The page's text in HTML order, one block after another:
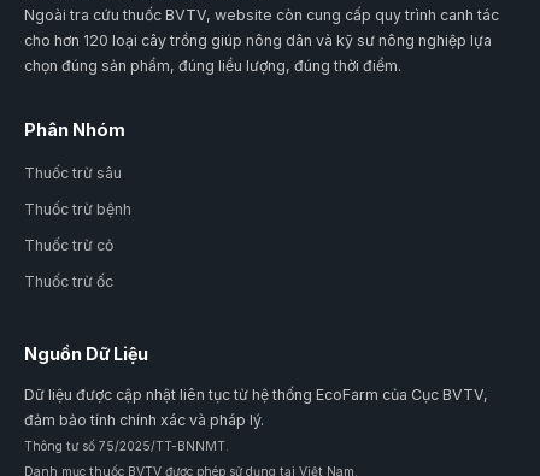
Ngoài tra cứu thuốc BVTV, website còn cung cấp quy trình canh tác
cho hơn 120 loại cây trồng giúp nông dân và kỹ sư nông nghiệp lựa
chọn đúng sản phẩm, đúng liều lượng, đúng thời điểm.
Phân Nhóm
Thuốc trừ sâu
Thuốc trừ bệnh
Thuốc trừ cỏ
Thuốc trừ ốc
Nguồn Dữ Liệu
Dữ liệu được cập nhật liên tục từ hệ thống EcoFarm của Cục BVTV,
đảm bảo tính chính xác và pháp lý.
Thông tư số 75/2025/TT-BNNMT.
Danh mục thuốc BVTV được phép sử dụng tại Việt Nam.